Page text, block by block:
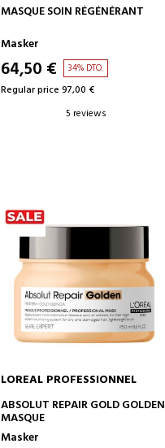
ADD TO CART
MASQUE SOIN RÉGÉNÉRANT
Masker
64,50 € 34% DTO.
Regular price 97,00 €
5 reviews
ADD TO CART
LOREAL PROFESSIONNEL
ABSOLUT REPAIR GOLD GOLDEN
MASQUE
Masker